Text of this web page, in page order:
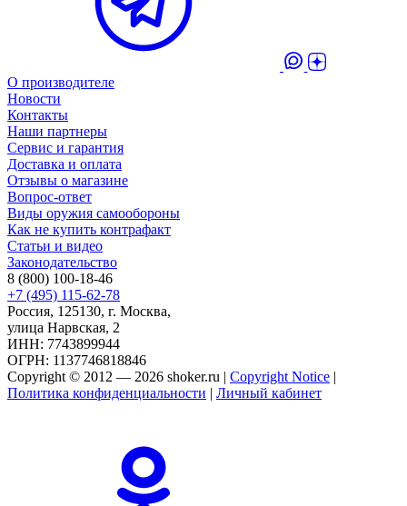
О производителе
Новости
Контакты
Наши партнеры
Сервис и гарантия
Доставка и оплата
Отзывы о магазине
Вопрос-ответ
Виды оружия самообороны
Как не купить контрафакт
Статьи и видео
Законодательство
8 (800) 100-18-46
+7 (495) 115-62-78
Россия, 125130, г. Москва,
улица Нарвская, 2
ИНН: 7743899944
ОГРН: 1137746818846
Copyright © 2012 — 2026 shoker.ru | Copyright Notice |
Политика конфиденциальности | Личный кабинет